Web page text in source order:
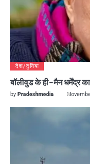
देश/दुनिया
बॉलीवुड के ही-मैन धर्मेंद्र
by Pradeshmedia